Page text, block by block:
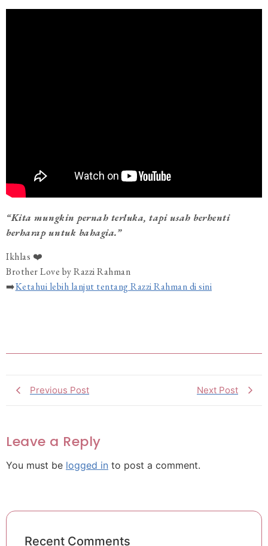
“Kita mungkin pernah terluka, tapi usah berhenti
berharap untuk bahagia.”
Ikhlas ❤️
Brother Love by Razzi Rahman
➡️Ketahui lebih lanjut tentang Razzi Rahman di sini
Previous Post Next Post
Leave a Reply
You must be logged in to post a comment.
Recent Comments